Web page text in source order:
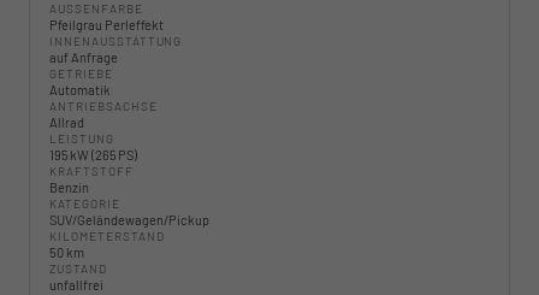
AUSSENFARBE
Pfeilgrau Perleffekt
INNENAUSSTATTUNG
auf Anfrage
GETRIEBE
Automatik
ANTRIEBSACHSE
Allrad
LEISTUNG
195 kW (265 PS)
KRAFTSTOFF
Benzin
KATEGORIE
SUV/Geländewagen/Pickup
KILOMETERSTAND
50 km
ZUSTAND
unfallfrei